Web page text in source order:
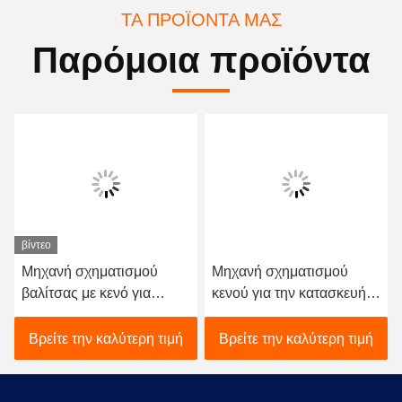
ΤΑ ΠΡΟΪΌΝΤΑ ΜΑΣ
Παρόμοια προϊόντα
βίντεο
Μηχανή σχηματισμού
βαλίτσας με κενό για
βαλίτσες 20/28/24 ίντσες
Βρείτε την καλύτερη τιμή
Μηχανή σχηματισμού
κενού για την κατασκευή
βαλιτσών ABS PC PP
Βρείτε την καλύτερη τιμή